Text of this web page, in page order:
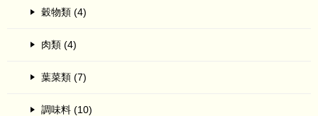
穀物類 (4)
肉類 (4)
葉菜類 (7)
調味料 (10)